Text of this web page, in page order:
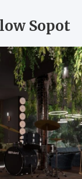
Sopot